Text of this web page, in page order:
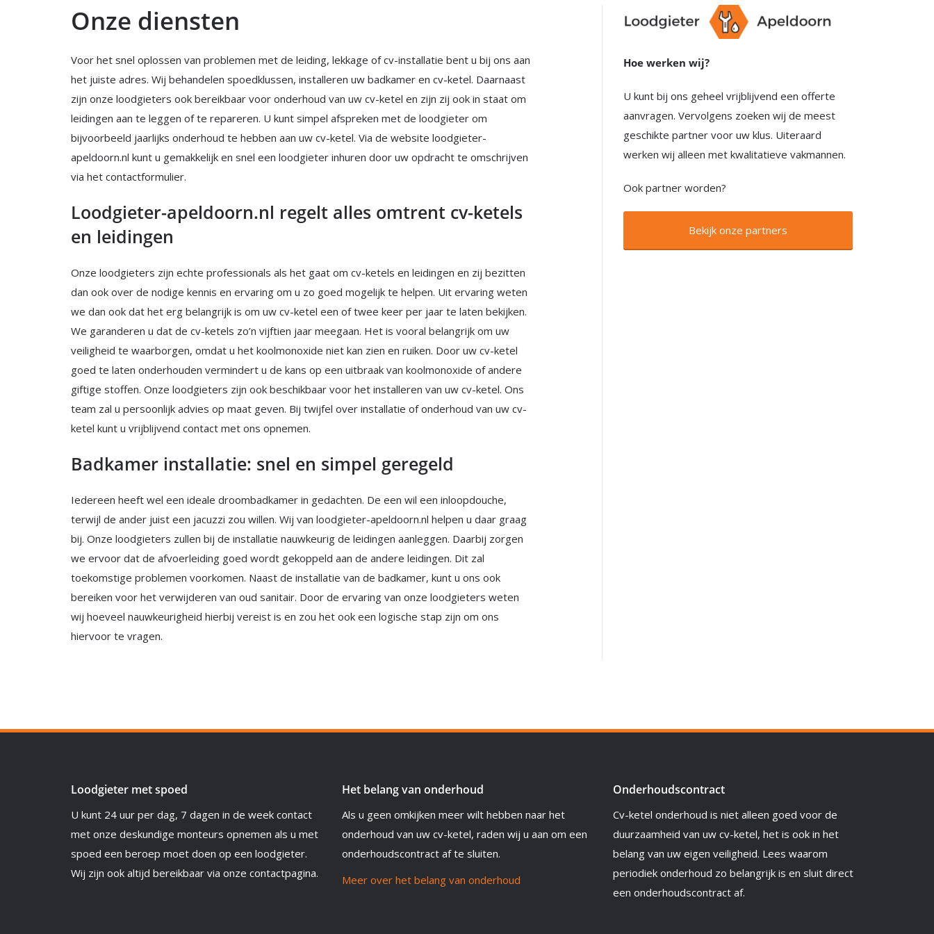
Onze diensten
Voor het snel oplossen van problemen met de leiding, lekkage of cv-installatie bent u bij ons aan
het juiste adres. Wij behandelen spoedklussen, installeren uw badkamer en cv-ketel. Daarnaast
zijn onze loodgieters ook bereikbaar voor onderhoud van uw cv-ketel en zijn zij ook in staat om
leidingen aan te leggen of te repareren. U kunt simpel afspreken met de loodgieter om
bijvoorbeeld jaarlijks onderhoud te hebben aan uw cv-ketel. Via de website loodgieter-
apeldoorn.nl kunt u gemakkelijk en snel een loodgieter inhuren door uw opdracht te omschrijven
via het contactformulier.
Loodgieter-apeldoorn.nl regelt alles omtrent cv-ketels
en leidingen
Onze loodgieters zijn echte professionals als het gaat om cv-ketels en leidingen en zij bezitten
dan ook over de nodige kennis en ervaring om u zo goed mogelijk te helpen. Uit ervaring weten
we dan ook dat het erg belangrijk is om uw cv-ketel een of twee keer per jaar te laten bekijken.
We garanderen u dat de cv-ketels zo’n vijftien jaar meegaan. Het is vooral belangrijk om uw
veiligheid te waarborgen, omdat u het koolmonoxide niet kan zien en ruiken. Door uw cv-ketel
goed te laten onderhouden vermindert u de kans op een uitbraak van koolmonoxide of andere
giftige stoffen. Onze loodgieters zijn ook beschikbaar voor het installeren van uw cv-ketel. Ons
team zal u persoonlijk advies op maat geven. Bij twijfel over installatie of onderhoud van uw cv-
ketel kunt u vrijblijvend contact met ons opnemen.
Badkamer installatie: snel en simpel geregeld
Iedereen heeft wel een ideale droombadkamer in gedachten. De een wil een inloopdouche,
terwijl de ander juist een jacuzzi zou willen. Wij van loodgieter-apeldoorn.nl helpen u daar graag
bij. Onze loodgieters zullen bij de installatie nauwkeurig de leidingen aanleggen. Daarbij zorgen
we ervoor dat de afvoerleiding goed wordt gekoppeld aan de andere leidingen. Dit zal
toekomstige problemen voorkomen. Naast de installatie van de badkamer, kunt u ons ook
bereiken voor het verwijderen van oud sanitair. Door de ervaring van onze loodgieters weten
wij hoeveel nauwkeurigheid hierbij vereist is en zou het ook een logische stap zijn om ons
hiervoor te vragen.
Hoe werken wij?
U kunt bij ons geheel vrijblijvend een offerte
aanvragen. Vervolgens zoeken wij de meest
geschikte partner voor uw klus. Uiteraard
werken wij alleen met kwalitatieve vakmannen.
Ook partner worden?
Bekijk onze partners
Loodgieter met spoed
U kunt 24 uur per dag, 7 dagen in de week contact
met onze deskundige monteurs opnemen als u met
spoed een beroep moet doen op een loodgieter.
Wij zijn ook altijd bereikbaar via onze contactpagina.
Het belang van onderhoud
Als u geen omkijken meer wilt hebben naar het
onderhoud van uw cv-ketel, raden wij u aan om een
onderhoudscontract af te sluiten.
Meer over het belang van onderhoud
Onderhoudscontract
Cv-ketel onderhoud is niet alleen goed voor de
duurzaamheid van uw cv-ketel, het is ook in het
belang van uw eigen veiligheid. Lees waarom
periodiek onderhoud zo belangrijk is en sluit direct
een onderhoudscontract af.